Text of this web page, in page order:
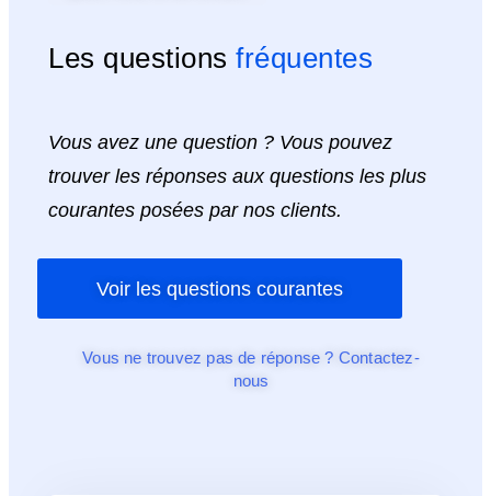
Les questions fréquentes
Vous avez une question ? Vous pouvez
trouver les réponses aux questions les plus
courantes posées par nos clients.
Voir les questions courantes
Vous ne trouvez pas de réponse ? Contactez-
nous